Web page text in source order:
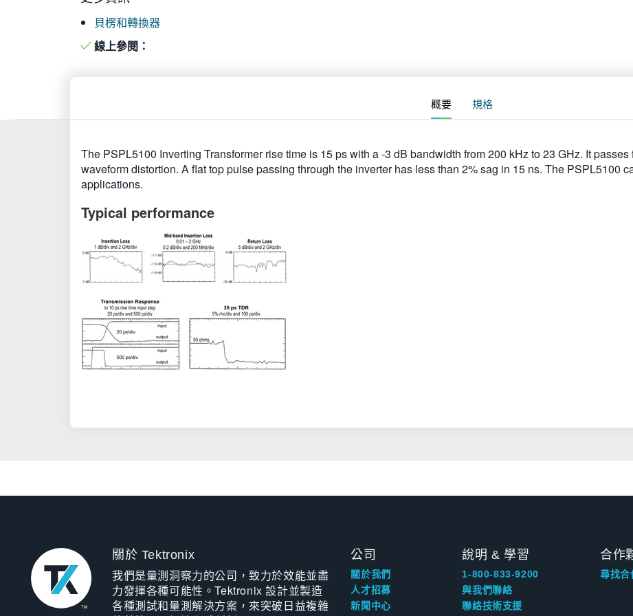
貝楞和轉換器
線上參閱：
概要 規格
The PSPL5100 Inverting Transformer rise time is 15 ps with a -3 dB bandwidth from 200 kHz to 23 GHz. It
waveform distortion. A flat top pulse passing through the inverter has less than 2% sag in 15 ns. The PSPL5100
applications.
Typical performance
關於 Tektronix
我們是量測洞察力的公司，致力於效能並盡
力發揮各種可能性。Tektronix 設計並製造
各種測試和量測解決方案，來突破日益複雜
公司
關於我們
人才招募
新聞中心
說明 & 學習
1-800-833-9200
與我們聯絡
聯絡技術支援
合作
尋找合